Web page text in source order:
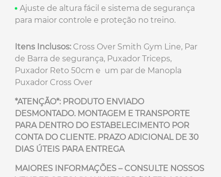
Ajuste de altura fácil e sistema de segurança
para maior controle e proteção no treino.
Itens Inclusos: Cross Over Smith Gym Line, Par
de Barra de segurança, Puxador Triceps,
Puxador Reto 50cm e um par de Manopla
Puxador Cross Over
*ATENÇÃO*: PRODUTO ENVIADO
DESMONTADO. MONTAGEM E TRANSPORTE
PARA DENTRO DO ESTABELECIMENTO POR
CONTA DO CLIENTE. PRAZO ADICIONAL DE 30
DIAS ÚTEIS PARA ENTREGA
MAIORES INFORMAÇÕES – CONSULTE NOSSOS